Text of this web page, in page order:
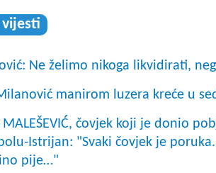
vijesti
Ne želimo nikoga likvidirati,
manirom luzera kreće u
MALEŠEVIĆ, čovjek koji je donio
Istrijan: "Svaki čovjek je
pije…"